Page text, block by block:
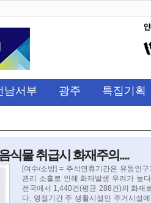
남서부 광주 특집기획
식물 취급시 화재주의....
[여수/소방] = 추석연휴기간은 유동인
관리 소홀로 인해 화재발생 우려가 높
전국에서 1,440건(평균 288건)의 화재
다. 명절기간 주 생활시설인 주거시설